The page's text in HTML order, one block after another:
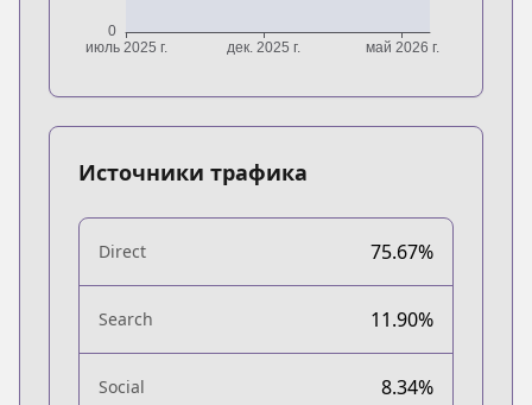
Источники трафика
Direct 75.67%
Search 11.90%
Social 8.34%